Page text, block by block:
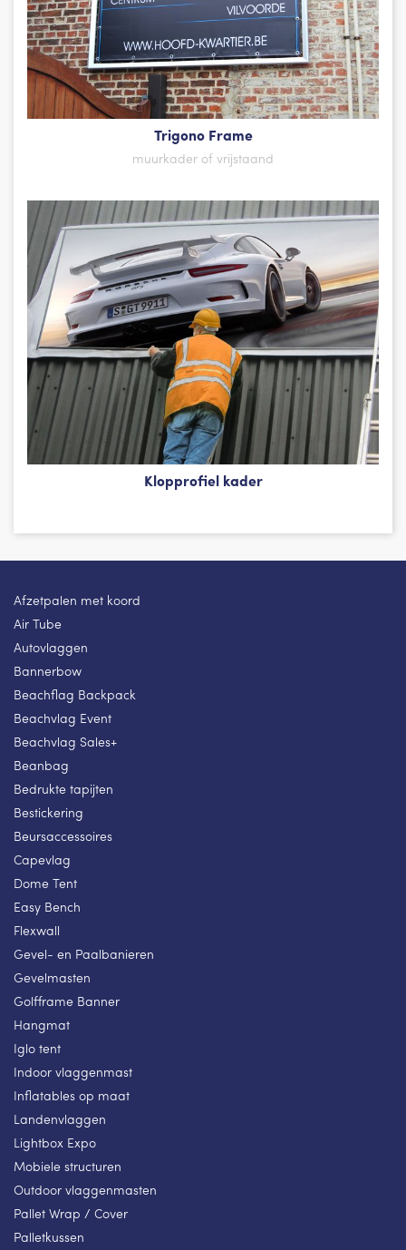
Trigono Frame
muurkader of vrijstaand
Klopprofiel kader
Afzetpalen met koord
Air Tube
Autovlaggen
Bannerbow
Beachflag Backpack
Beachvlag Event
Beachvlag Sales+
Beanbag
Bedrukte tapijten
Bestickering
Beursaccessoires
Capevlag
Dome Tent
Easy Bench
Flexwall
Gevel- en Paalbanieren
Gevelmasten
Golfframe Banner
Hangmat
Iglo tent
Indoor vlaggenmast
Inflatables op maat
Landenvlaggen
Lightbox Expo
Mobiele structuren
Outdoor vlaggenmasten
Pallet Wrap / Cover
Palletkussen